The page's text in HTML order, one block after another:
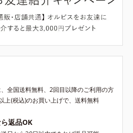
全国送料無料、2回目以降のご利用の方
上(税込)のお買い上げで、送料無料
返品OK